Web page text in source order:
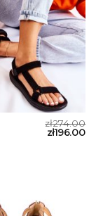
zł274.00
zł196.00